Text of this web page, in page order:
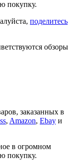
покупку.
поделитесь
обзоры
заказанных в
, Amazon, Ebay и
в огромном
покупку.